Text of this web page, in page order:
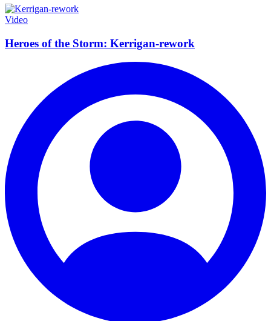
Video
Heroes of the Storm: Kerrigan-rework